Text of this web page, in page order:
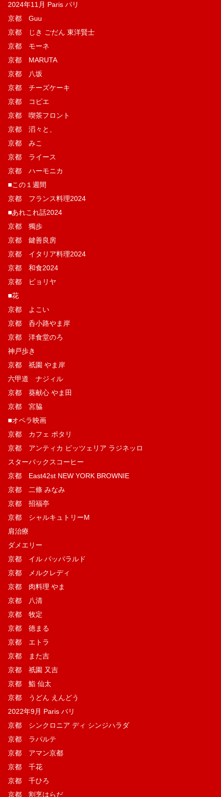
2024年11月 Paris パリ
京都 Guu
京都 じき ごだん 東洋賢士
京都 モーネ
京都 MARUTA
京都 八坂
京都 チーズケーキ
京都 コピエ
京都 喫茶フロント
京都 滔々と、
京都 みこ
京都 ライース
京都 ハーモニカ
■この１週間
京都 フランス料理2024
■あれこれ話2024
京都 獨歩
京都 鍵善良房
京都 イタリア料理2024
京都 和食2024
京都 ピョリヤ
■花
京都 よこい
京都 呑小路やま岸
京都 洋食堂のろ
神戸歩き
京都 祇園 やま岸
六甲道 ナジィル
京都 葵献心 やま田
京都 宮脇
■オペラ映画
京都 カフェ ポタリ
京都 アンティカ ピッツェリア ラジネッロ
スターバックスコーヒー
京都 East42st NEW YORK BROWNIE
京都 二條 みなみ
京都 招福亭
京都 シャルキュトリーM
肩治療
ダメエリー
京都 イル パッパラルド
京都 メルクレディ
京都 肉料理 やま
京都 八清
京都 牧定
京都 徳まる
京都 エトラ
京都 また吉
京都 祇園 又吉
京都 鮨 仙太
京都 うどん えんどう
2022年9月 Paris パリ
京都 シンクロニア ディ シンジハラダ
京都 ラパルテ
京都 アマン京都
京都 千花
京都 千ひろ
京都 割烹はらだ